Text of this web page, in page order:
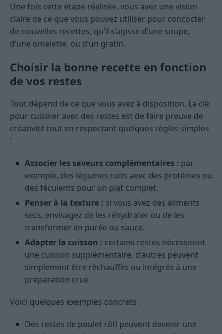
Une fois cette étape réalisée, vous avez une vision
claire de ce que vous pouvez utiliser pour concocter
de nouvelles recettes, qu’il s’agisse d’une soupe,
d’une omelette, ou d’un gratin.
Choisir la bonne recette en fonction
de vos restes
Tout dépend de ce que vous avez à disposition. La clé
pour cuisiner avec des restes est de faire preuve de
créativité tout en respectant quelques règles simples
:
Associer les saveurs complémentaires : par
exemple, des légumes cuits avec des protéines ou
des féculents pour un plat complet.
Penser à la texture : si vous avez des aliments
secs, envisagez de les réhydrater ou de les
transformer en purée ou sauce.
Adapter la cuisson : certains restes nécessitent
une cuisson supplémentaire, d’autres peuvent
simplement être réchauffés ou intégrés à une
préparation crue.
Voici quelques exemples concrets :
Des restes de poulet rôti peuvent devenir une